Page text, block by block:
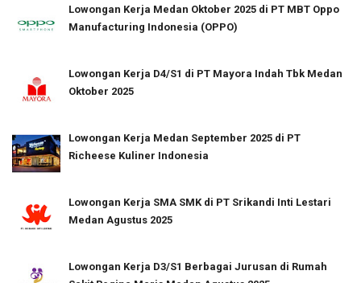
Lowongan Kerja Medan Oktober 2025 di PT MBT Oppo
Manufacturing Indonesia (OPPO)
Lowongan Kerja D4/S1 di PT Mayora Indah Tbk Medan
Oktober 2025
Lowongan Kerja Medan September 2025 di PT
Richeese Kuliner Indonesia
Lowongan Kerja SMA SMK di PT Srikandi Inti Lestari
Medan Agustus 2025
Lowongan Kerja D3/S1 Berbagai Jurusan di Rumah